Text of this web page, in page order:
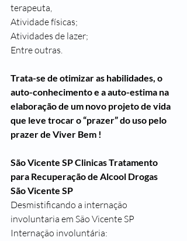
terapeuta,
Atividade físicas;
Atividades de lazer;
Entre outras.
Trata-se de otimizar as habilidades, o
auto-conhecimento e a auto-estima na
elaboração de um novo projeto de vida
que leve trocar o “prazer” do uso pelo
prazer de Viver Bem !
São Vicente SP Clinicas Tratamento
para Recuperação de Alcool Drogas
São Vicente SP
Desmistificando a internação
involuntaria em São Vicente SP
Internação involuntária: